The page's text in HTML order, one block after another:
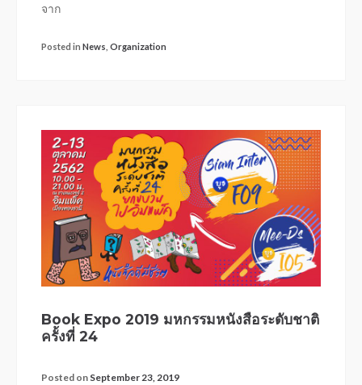
จาก
Posted in News Organization
Book Expo 2019 มหกรรมหนังสือระดับชาติ
ครั้งที่ 24
Posted on September 23, 2019